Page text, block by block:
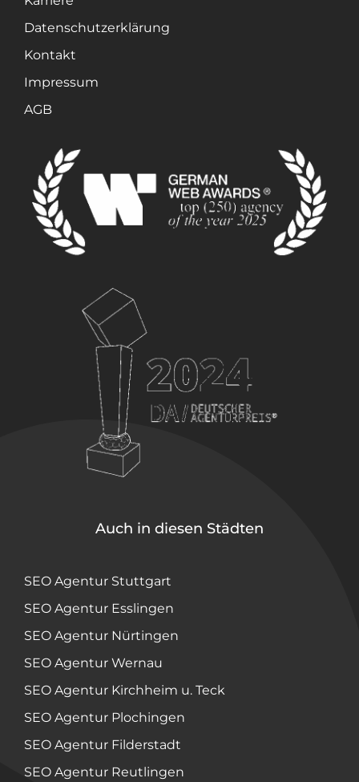
Datenschutzerklärung
Kontakt
Impressum
AGB
Auch in diesen Städten
SEO Agentur Stuttgart
SEO Agentur Esslingen
SEO Agentur Nürtingen
SEO Agentur Wernau
SEO Agentur Kirchheim u. Teck
SEO Agentur Plochingen
SEO Agentur Filderstadt
SEO Agentur Reutlingen